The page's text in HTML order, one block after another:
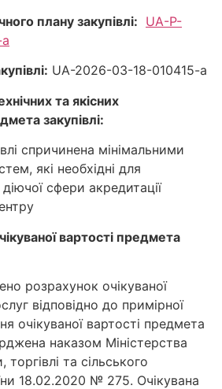
плану закупівлі: UA-P-
UA-2026-03-18-010415-a
та якісних
закупівлі:
спричинена мiнiмальними
якi необхiднi для
сфери акредитацiї
вартості предмета
розрахунок очікуваної
відповідно до примірної
очікуваної вартості предмета
наказом Міністерства
та сільського
18.02.2020 № 275. Очікувана